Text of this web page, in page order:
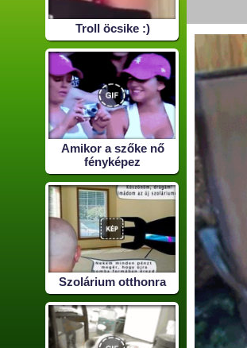
Troll öcsike :)
Amikor a szőke nő
fényképez
Szolárium otthonra